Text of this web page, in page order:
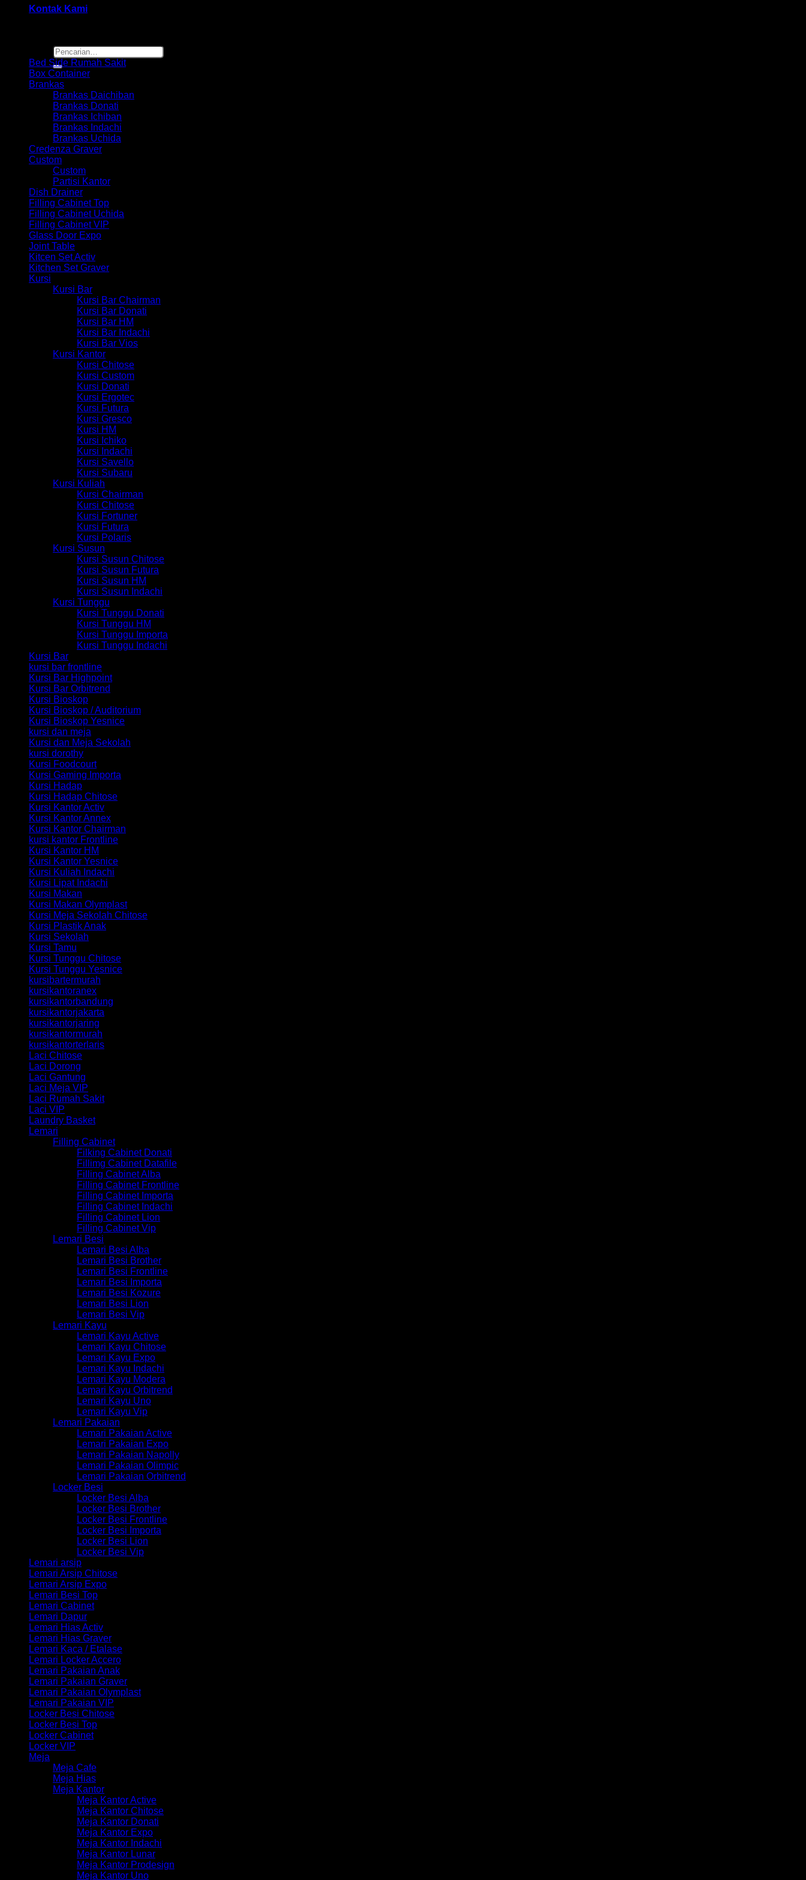
Kontak Kami
Pencarian
untuk:
Bed Side Rumah Sakit
Box Container
Brankas
Brankas Daichiban
Brankas Donati
Brankas Ichiban
Brankas Indachi
Brankas Uchida
Credenza Graver
Custom
Custom
Partisi Kantor
Dish Drainer
Filling Cabinet Top
Filling Cabinet Uchida
Filling Cabinet VIP
Glass Door Expo
Joint Table
Kitcen Set Activ
Kitchen Set Graver
Kursi
Kursi Bar
Kursi Bar Chairman
Kursi Bar Donati
Kursi Bar HM
Kursi Bar Indachi
Kursi Bar Vios
Kursi Kantor
Kursi Chitose
Kursi Custom
Kursi Donati
Kursi Ergotec
Kursi Futura
Kursi Gresco
Kursi HM
Kursi Ichiko
Kursi Indachi
Kursi Savello
Kursi Subaru
Kursi Kuliah
Kursi Chairman
Kursi Chitose
Kursi Fortuner
Kursi Futura
Kursi Polaris
Kursi Susun
Kursi Susun Chitose
Kursi Susun Futura
Kursi Susun HM
Kursi Susun Indachi
Kursi Tunggu
Kursi Tunggu Donati
Kursi Tunggu HM
Kursi Tunggu Importa
Kursi Tunggu Indachi
Kursi Bar
kursi bar frontline
Kursi Bar Highpoint
Kursi Bar Orbitrend
Kursi Bioskop
Kursi Bioskop / Auditorium
Kursi Bioskop Yesnice
kursi dan meja
Kursi dan Meja Sekolah
kursi dorothy
Kursi Foodcourt
Kursi Gaming Importa
Kursi Hadap
Kursi Hadap Chitose
Kursi Kantor Activ
Kursi Kantor Annex
Kursi Kantor Chairman
kursi kantor Frontline
Kursi Kantor HM
Kursi Kantor Yesnice
Kursi Kuliah Indachi
Kursi Lipat Indachi
Kursi Makan
Kursi Makan Olymplast
Kursi Meja Sekolah Chitose
Kursi Plastik Anak
Kursi Sekolah
Kursi Tamu
Kursi Tunggu Chitose
Kursi Tunggu Yesnice
kursibartermurah
kursikantoranex
kursikantorbandung
kursikantorjakarta
kursikantorjaring
kursikantormurah
kursikantorterlaris
Laci Chitose
Laci Dorong
Laci Gantung
Laci Meja VIP
Laci Rumah Sakit
Laci VIP
Laundry Basket
Lemari
Filling Cabinet
Filking Cabinet Donati
Fillimg Cabinet Datafile
Filling Cabinet Alba
Filling Cabinet Frontline
Filling Cabinet Importa
Filling Cabinet Indachi
Filling Cabinet Lion
Filling Cabinet Vip
Lemari Besi
Lemari Besi Alba
Lemari Besi Brother
Lemari Besi Frontline
Lemari Besi Importa
Lemari Besi Kozure
Lemari Besi Lion
Lemari Besi Vip
Lemari Kayu
Lemari Kayu Active
Lemari Kayu Chitose
Lemari Kayu Expo
Lemari Kayu Indachi
Lemari Kayu Modera
Lemari Kayu Orbitrend
Lemari Kayu Uno
Lemari Kayu Vip
Lemari Pakaian
Lemari Pakaian Active
Lemari Pakaian Expo
Lemari Pakaian Napolly
Lemari Pakaian Olimpic
Lemari Pakaian Orbitrend
Locker Besi
Locker Besi Alba
Locker Besi Brother
Locker Besi Frontline
Locker Besi Importa
Locker Besi Lion
Locker Besi Vip
Lemari arsip
Lemari Arsip Chitose
Lemari Arsip Expo
Lemari Besi Top
Lemari Cabinet
Lemari Dapur
Lemari Hias Activ
Lemari Hias Graver
Lemari Kaca / Etalase
Lemari Locker Accero
Lemari Pakaian Anak
Lemari Pakaian Graver
Lemari Pakaian Olymplast
Lemari Pakaian VIP
Locker Besi Chitose
Locker Besi Top
Locker Cabinet
Locker VIP
Meja
Meja Cafe
Meja Hias
Meja Kantor
Meja Kantor Active
Meja Kantor Chitose
Meja Kantor Donati
Meja Kantor Expo
Meja Kantor Indachi
Meja Kantor Lunar
Meja Kantor Prodesign
Meja Kantor Uno